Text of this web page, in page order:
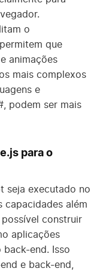
o
que
animações
mais complexos
e
podem ser mais
para o
seja executado no
capacidades além
construir
aplicações
end. Isso
e back-end,